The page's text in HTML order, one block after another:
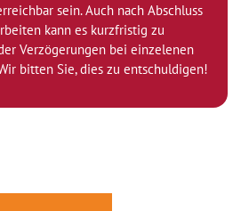
sein. Auch nach Abschluss
kann es kurzfristig zu
Verzögerungen bei einzelenen
bitten Sie, dies zu entschuldigen!